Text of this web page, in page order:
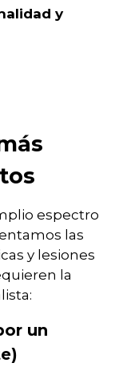
y
espectro
las
y lesiones
la
un